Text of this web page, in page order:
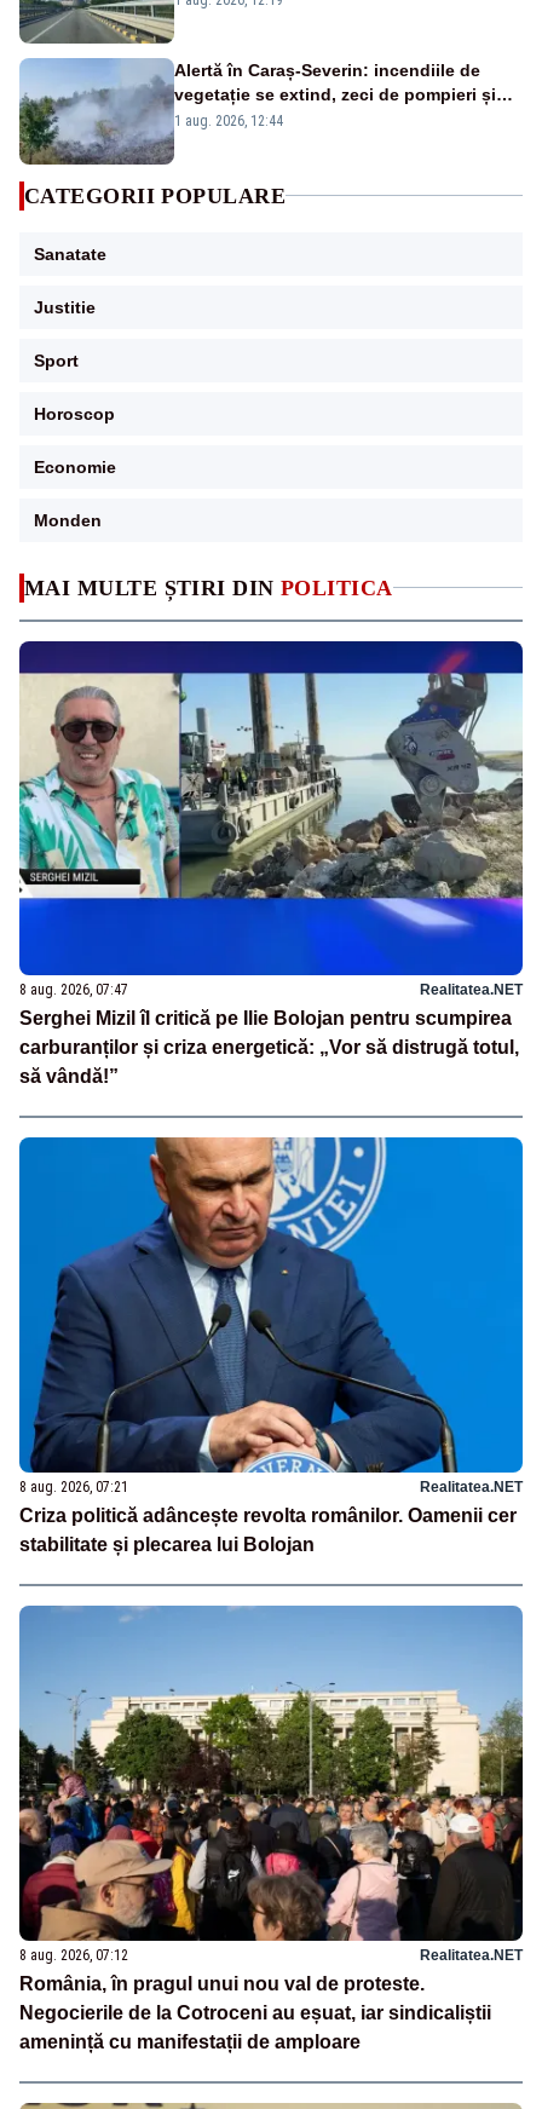
MAI MULTE ȘTIRI DIN POLITICA
8 aug. 2026, 07:47 Realitatea.NET
Serghei Mizil îl critică pe Ilie Bolojan pentru scumpirea
carburanților și criza energetică: „Vor să distrugă totul,
să vândă!”
8 aug. 2026, 07:21 Realitatea.NET
Criza politică adâncește revolta românilor. Oamenii cer
stabilitate și plecarea lui Bolojan
8 aug. 2026, 07:12 Realitatea.NET
România, în pragul unui nou val de proteste.
Negocierile de la Cotroceni au eșuat, iar sindicaliștii
amenință cu manifestații de amploare
Alertă în Caraș-Severin: incendiile de
vegetație se extind, zeci de pompieri și
silvicultori se luptă cu flăcările - VIDEO
1 aug. 2026, 12:44
CATEGORII POPULARE
Sanatate
Justitie
Sport
Horoscop
Economie
Monden